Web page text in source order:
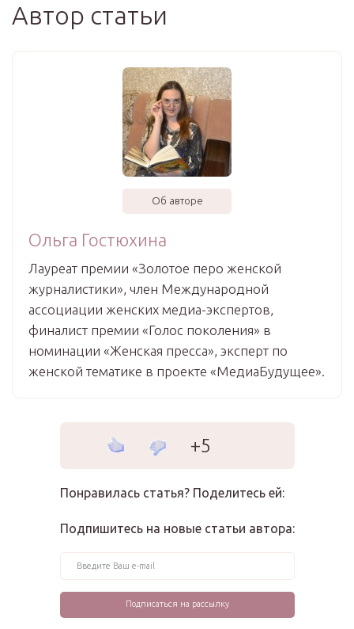
Автор статьи
Об авторе
Ольга Гостюхина
Лауреат премии «Золотое перо женской
журналистики», член Международной
ассоциации женских медиа-экспертов,
финалист премии «Голос поколения» в
номинации «Женская пресса», эксперт по
женской тематике в проекте «МедиаБудущее».
+5
Понравилась статья? Поделитесь ей:
Подпишитесь на новые статьи автора: